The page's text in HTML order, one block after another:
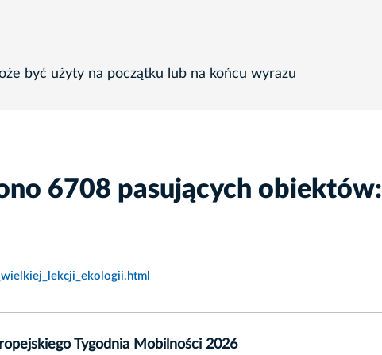
być użyty na początku lub na końcu wyrazu
6708 pasujących obiektów:
Tygodnia Mobilności 2026